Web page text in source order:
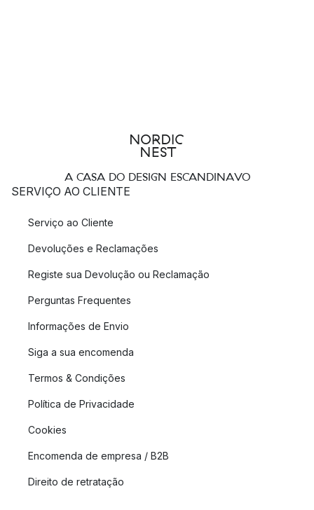
A CASA DO DESIGN ESCANDINAVO
SERVIÇO AO CLIENTE
Serviço ao Cliente
Devoluções e Reclamações
Registe sua Devolução ou Reclamação
Perguntas Frequentes
Informações de Envio
Siga a sua encomenda
Termos & Condições
Política de Privacidade
Cookies
Encomenda de empresa / B2B
Direito de retratação